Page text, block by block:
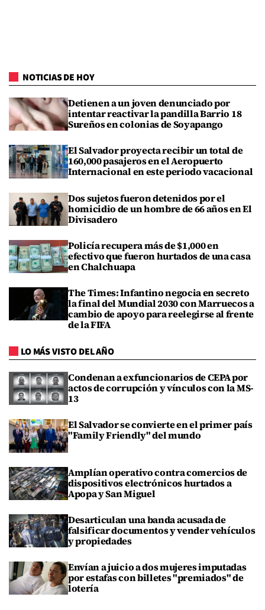
NOTICIAS DE HOY
Detienen a un joven denunciado por
intentar reactivar la pandilla Barrio 18
Sureños en colonias de Soyapango
El Salvador proyecta recibir un total de
160,000 pasajeros en el Aeropuerto
Internacional en este periodo vacacional
Dos sujetos fueron detenidos por el
homicidio de un hombre de 66 años en El
Divisadero
Policía recupera más de $1,000 en
efectivo que fueron hurtados de una casa
en Chalchuapa
The Times: Infantino negocia en secreto
la final del Mundial 2030 con Marruecos a
cambio de apoyo para reelegirse al frente
de la FIFA
LO MÁS VISTO DEL AÑO
Condenan a exfuncionarios de CEPA por
actos de corrupción y vínculos con la MS-
13
El Salvador se convierte en el primer país
"Family Friendly" del mundo
Amplían operativo contra comercios de
dispositivos electrónicos hurtados a
Apopa y San Miguel
Desarticulan una banda acusada de
falsificar documentos y vender vehículos
y propiedades
Envían a juicio a dos mujeres imputadas
por estafas con billetes "premiados" de
lotería